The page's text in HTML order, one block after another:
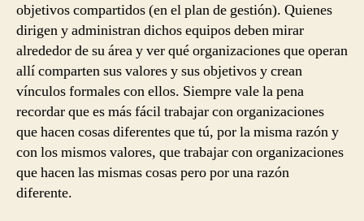
objetivos compartidos (en el plan de gestión). Quienes
dirigen y administran dichos equipos deben mirar
alrededor de su área y ver qué organizaciones que operan
allí comparten sus valores y sus objetivos y crean
vínculos formales con ellos. Siempre vale la pena
recordar que es más fácil trabajar con organizaciones
que hacen cosas diferentes que tú, por la misma razón y
con los mismos valores, que trabajar con organizaciones
que hacen las mismas cosas pero por una razón
diferente.